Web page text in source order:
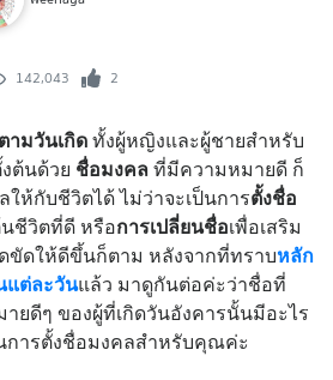
142,043 2
ามวันเกิด ทั้งผู้หญิงและผู้ชายสำหรับ
ต้นด้วย ชื่อมงคล ที่มีความหมายดี ก็
ห้กับชีวิตได้ ไม่ว่าจะเป็นการตั้งชื่อ
นชีวิตที่ดี หรือการเปลี่ยนชื่อเพื่อเสริม
ขัดให้ดีขึ้นก็ตาม หลังจากที่ทราบหลัก
แต่ละวันแล้ว มาดูกันต่อค่ะว่าชื่อที่
ยดีๆ ของผู้ที่เกิดวันอังคารนั้นมีอะไร
การตั้งชื่อมงคลสำหรับคุณค่ะ